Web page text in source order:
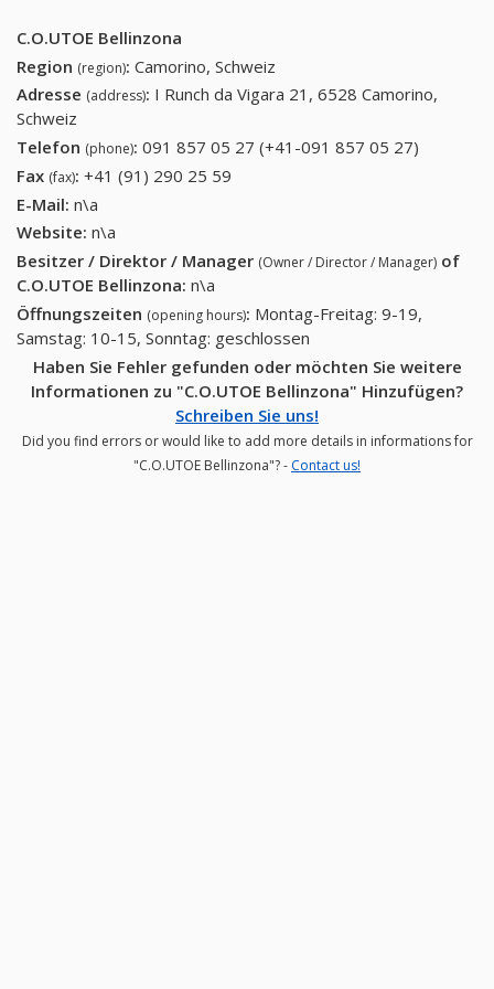
C.O.UTOE Bellinzona
Region (region): Camorino, Schweiz
Adresse (address): I Runch da Vigara 21, 6528 Camorino,
Schweiz
Telefon (phone): 091 857 05 27 (+41-091 857 05 27)
Fax (fax): +41 (91) 290 25 59
E-Mail: n\a
Website: n\a
Besitzer / Direktor / Manager (Owner / Director / Manager) of
C.O.UTOE Bellinzona: n\a
Öffnungszeiten (opening hours): Montag-Freitag: 9-19,
Samstag: 10-15, Sonntag: geschlossen
Haben Sie Fehler gefunden oder möchten Sie weitere
Informationen zu "C.O.UTOE Bellinzona" Hinzufügen?
Schreiben Sie uns!
Did you find errors or would like to add more details in informations for
"C.O.UTOE Bellinzona"? - Contact us!